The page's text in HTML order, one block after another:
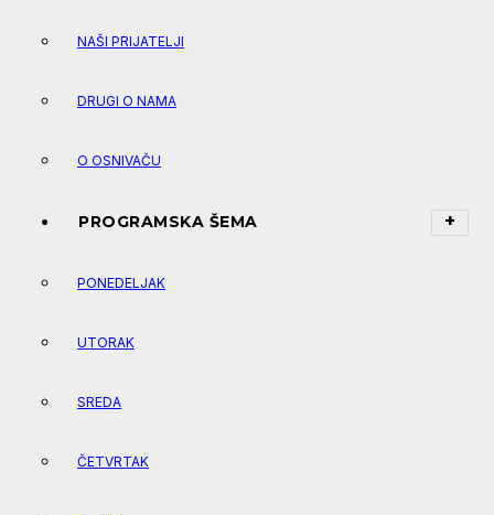
NAŠI PRIJATELJI
DRUGI O NAMA
O OSNIVAČU
PROGRAMSKA ŠEMA
PONEDELJAK
UTORAK
SREDA
ČETVRTAK